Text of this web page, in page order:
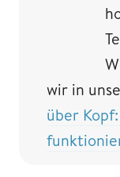
wir in
über